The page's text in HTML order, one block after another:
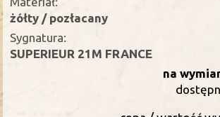
żółty / pozłacany
Sygnatura:
SUPERIEUR 21M FRANCE
na